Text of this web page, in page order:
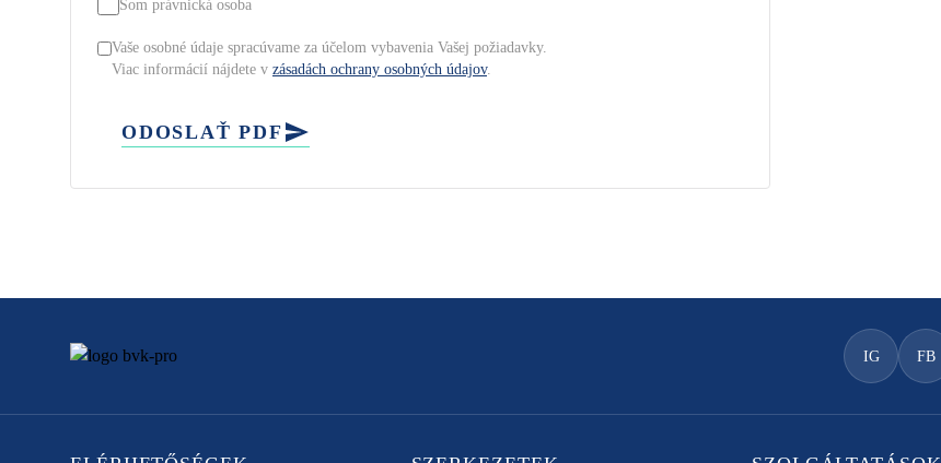
Som právnická osoba
Vaše osobné údaje spracúvame za účelom vybavenia Vašej požiadavky.
Viac informácií nájdete v zásadách ochrany osobných údajov.
ODOSLAŤ PDF
IG FB